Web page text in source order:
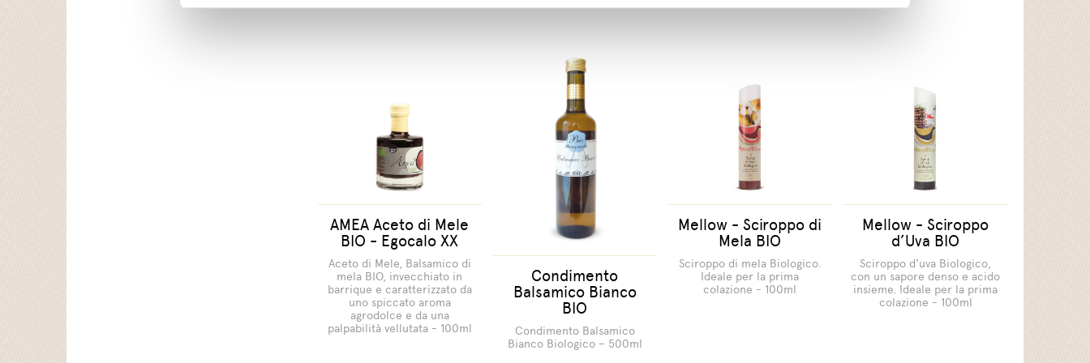
AMEA Aceto di Mele
BIO - Egocalo XX
Aceto di Mele, Balsamico di
mela BIO, invecchiato in
barrique e caratterizzato da
uno spiccato aroma
agrodolce e da una
palpabilità vellutata - 100ml
Condimento
Balsamico Bianco
BIO
Condimento Balsamico
Bianco Biologico – 500ml
Mellow - Sciroppo di
Mela BIO
Sciroppo di mela Biologico.
Ideale per la prima
colazione - 100ml
Mellow - Sciroppo
d’Uva BIO
Sciroppo d'uva Biologico,
con un sapore denso e acido
insieme. Ideale per la prima
colazione - 100ml